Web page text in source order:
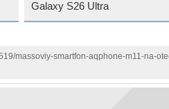
Galaxy S26 Ultra
massoviy-smartfon-aqphone-m11-na-